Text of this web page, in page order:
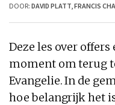
DOOR: DAVID PLATT FRANCIS
Deze les over
moment om terug
Evangelie. In de
hoe belangrijk het